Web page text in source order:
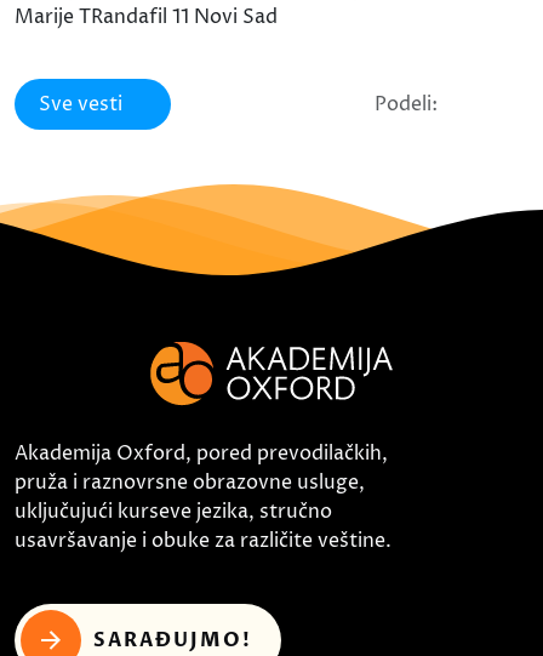
Marije TRandafil 11 Novi Sad
Sve vesti Podeli:
Akademija Oxford, pored prevodilačkih,
pruža i raznovrsne obrazovne usluge,
uključujući kurseve jezika, stručno
usavršavanje i obuke za različite veštine.
SARAĐUJMO!